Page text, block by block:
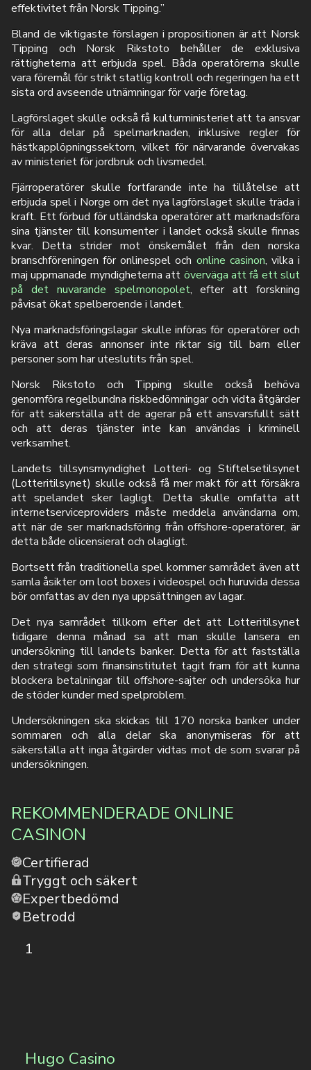
effektivitet från Norsk Tipping.”
Bland de viktigaste förslagen i propositionen är att Norsk
Tipping och Norsk Rikstoto behåller de exklusiva
rättigheterna att erbjuda spel. Båda operatörerna skulle
vara föremål för strikt statlig kontroll och regeringen ha ett
sista ord avseende utnämningar för varje företag.
Lagförslaget skulle också få kulturministeriet att ta ansvar
för alla delar på spelmarknaden, inklusive regler för
hästkapplöpningssektorn, vilket för närvarande övervakas
av ministeriet för jordbruk och livsmedel.
Fjärroperatörer skulle fortfarande inte ha tillåtelse att
erbjuda spel i Norge om det nya lagförslaget skulle träda i
kraft. Ett förbud för utländska operatörer att marknadsföra
sina tjänster till konsumenter i landet också skulle finnas
kvar. Detta strider mot önskemålet från den norska
branschföreningen för onlinespel och online casinon, vilka i
maj uppmanade myndigheterna att överväga att få ett slut
på det nuvarande spelmonopolet, efter att forskning
påvisat ökat spelberoende i landet.
Nya marknadsföringslagar skulle införas för operatörer och
kräva att deras annonser inte riktar sig till barn eller
personer som har uteslutits från spel.
Norsk Rikstoto och Tipping skulle också behöva
genomföra regelbundna riskbedömningar och vidta åtgärder
för att säkerställa att de agerar på ett ansvarsfullt sätt
och att deras tjänster inte kan användas i kriminell
verksamhet.
Landets tillsynsmyndighet Lotteri- og Stiftelsetilsynet
(Lotteritilsynet) skulle också få mer makt för att försäkra
att spelandet sker lagligt. Detta skulle omfatta att
internetserviceproviders måste meddela användarna om,
att när de ser marknadsföring från offshore-operatörer, är
detta både olicensierat och olagligt.
Bortsett från traditionella spel kommer samrådet även att
samla åsikter om loot boxes i videospel och huruvida dessa
bör omfattas av den nya uppsättningen av lagar.
Det nya samrådet tillkom efter det att Lotteritilsynet
tidigare denna månad sa att man skulle lansera en
undersökning till landets banker. Detta för att fastställa
den strategi som finansinstitutet tagit fram för att kunna
blockera betalningar till offshore-sajter och undersöka hur
de stöder kunder med spelproblem.
Undersökningen ska skickas till 170 norska banker under
sommaren och alla delar ska anonymiseras för att
säkerställa att inga åtgärder vidtas mot de som svarar på
undersökningen.
REKOMMENDERADE ONLINE
CASINON
Certifierad
Tryggt och säkert
Expertbedömd
Betrodd
1
Hugo Casino